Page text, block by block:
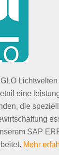
eine
die
SAP
Mehr